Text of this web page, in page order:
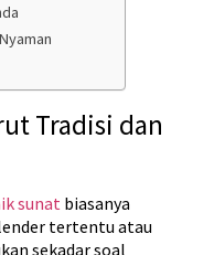
Tradisi dan
sunat biasanya
tertentu atau
sekadar soal